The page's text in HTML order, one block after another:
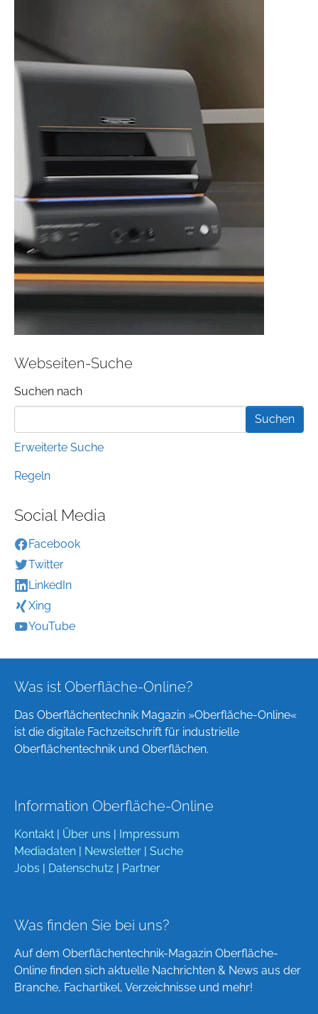
Webseiten-Suche
Suchformular
Suchen nach
Erweiterte Suche
Regeln
Social Media
Facebook
Twitter
LinkedIn
Xing
YouTube
Was ist Oberfläche-Online?
Das Oberflächentechnik Magazin »Oberfläche-Online«
ist die digitale Fachzeitschrift für industrielle
Oberflächentechnik und Oberflächen.
Information Oberfläche-Online
Kontakt | Über uns | Impressum
Mediadaten | Newsletter | Suche
Jobs | Datenschutz | Partner
Was finden Sie bei uns?
Auf dem Oberflächentechnik-Magazin Oberfläche-
Online finden sich aktuelle Nachrichten & News aus der
Branche, Fachartikel, Verzeichnisse und mehr!